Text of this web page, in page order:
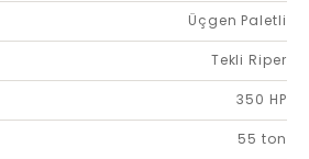
Üçgen Paletli
Tekli Riper
350 HP
55 ton